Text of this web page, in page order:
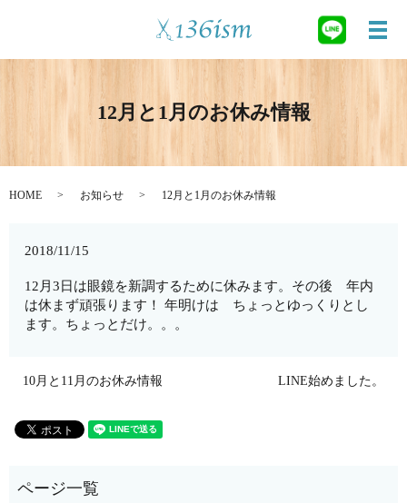
メ
12月と1月のお休み情報
HOME お知らせ 12月と1月のお休み情報
2018/11/15
12月3日は眼鏡を新調するために休みます。その後 年内
は休まず頑張ります！ 年明けは ちょっとゆっくりとし
ます。ちょっとだけ。。。
10月と11月のお休み情報 LINE始めました。